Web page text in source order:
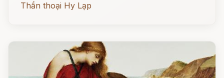
Thần thoại Hy Lạp